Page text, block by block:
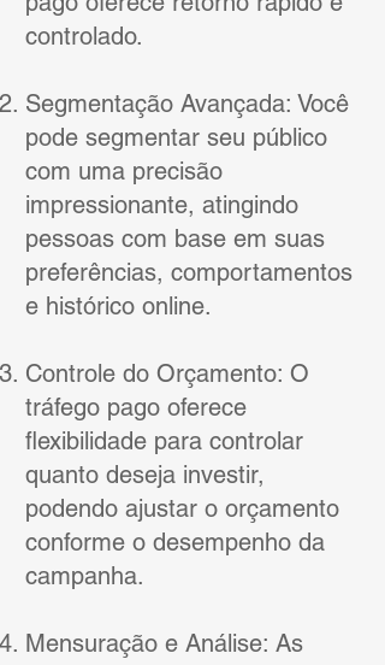
controlado.
Segmentação Avançada: Você
pode segmentar seu público
com uma precisão
impressionante, atingindo
pessoas com base em suas
preferências, comportamentos
e histórico online.
Controle do Orçamento: O
tráfego pago oferece
flexibilidade para controlar
quanto deseja investir,
podendo ajustar o orçamento
conforme o desempenho da
campanha.
Mensuração e Análise: As